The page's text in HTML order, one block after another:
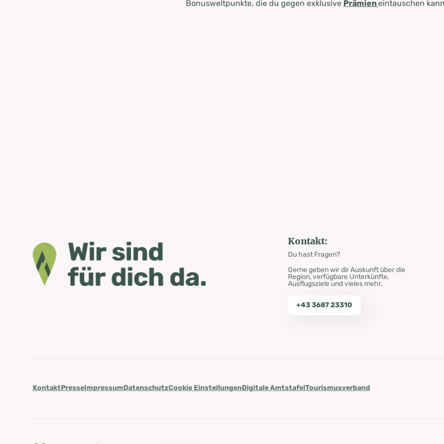
Bonusweltpunkte, die du gegen exklusive Prämieneintauschen
Kontakt:
Du hast Fragen?
Gerne geben wir dir Auskunft über die
Region, verfügbare Unterkünfte,
Ausflugsziele und vieles mehr.
+43 3687 23310
KontaktPresseImpressumDatenschutzCookie EinstellungenDigitale AmtstafelTourismusverband